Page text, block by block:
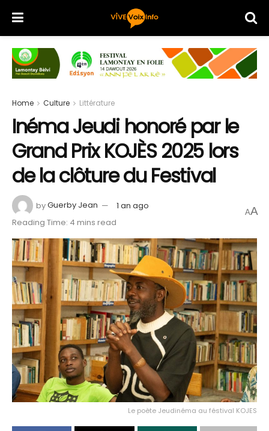
Home Culture Littérature
Inéma Jeudi honoré par le
Grand Prix KOJÈS 2025 lors
de la clôture du Festival
byGuerby Jean
1 an ago
Reading Time: 4 mins read
AA
Le poète Jeudinéma au féstival KOJES